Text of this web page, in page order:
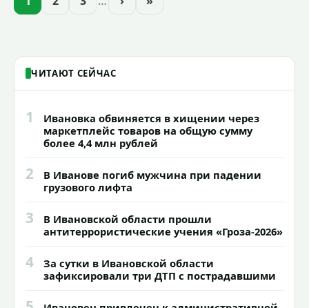
ЧИТАЮТ СЕЙЧАС
1
Ивановка обвиняется в хищении через
маркетплейс товаров на общую сумму
более 4,4 млн рублей
2
В Иванове погиб мужчина при падении
грузового лифта
3
В Ивановской области прошли
антитеррористические учения «Гроза-2026»
4
За сутки в Ивановской области
зафиксировали три ДТП с пострадавшими